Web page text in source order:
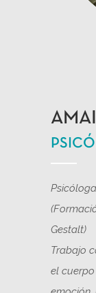
Psicó
(Formaci
Gestalt)
Trabajo
el